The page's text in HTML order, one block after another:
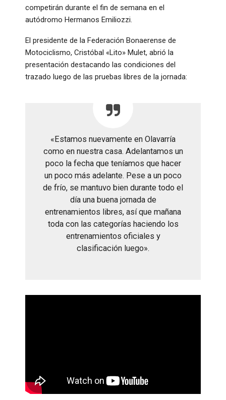
competirán durante el fin de semana en el
autódromo Hermanos Emiliozzi.
El presidente de la Federación Bonaerense de
Motociclismo, Cristóbal «Lito» Mulet, abrió la
presentación destacando las condiciones del
trazado luego de las pruebas libres de la jornada:
«Estamos nuevamente en Olavarría
como en nuestra casa. Adelantamos un
poco la fecha que teníamos que hacer
un poco más adelante. Pese a un poco
de frío, se mantuvo bien durante todo el
día una buena jornada de
entrenamientos libres, así que mañana
toda con las categorías haciendo los
entrenamientos oficiales y
clasificación luego».